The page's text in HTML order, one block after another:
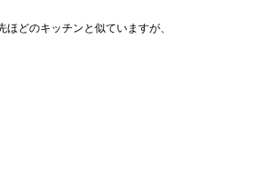
どのキッチンと似ていますが、